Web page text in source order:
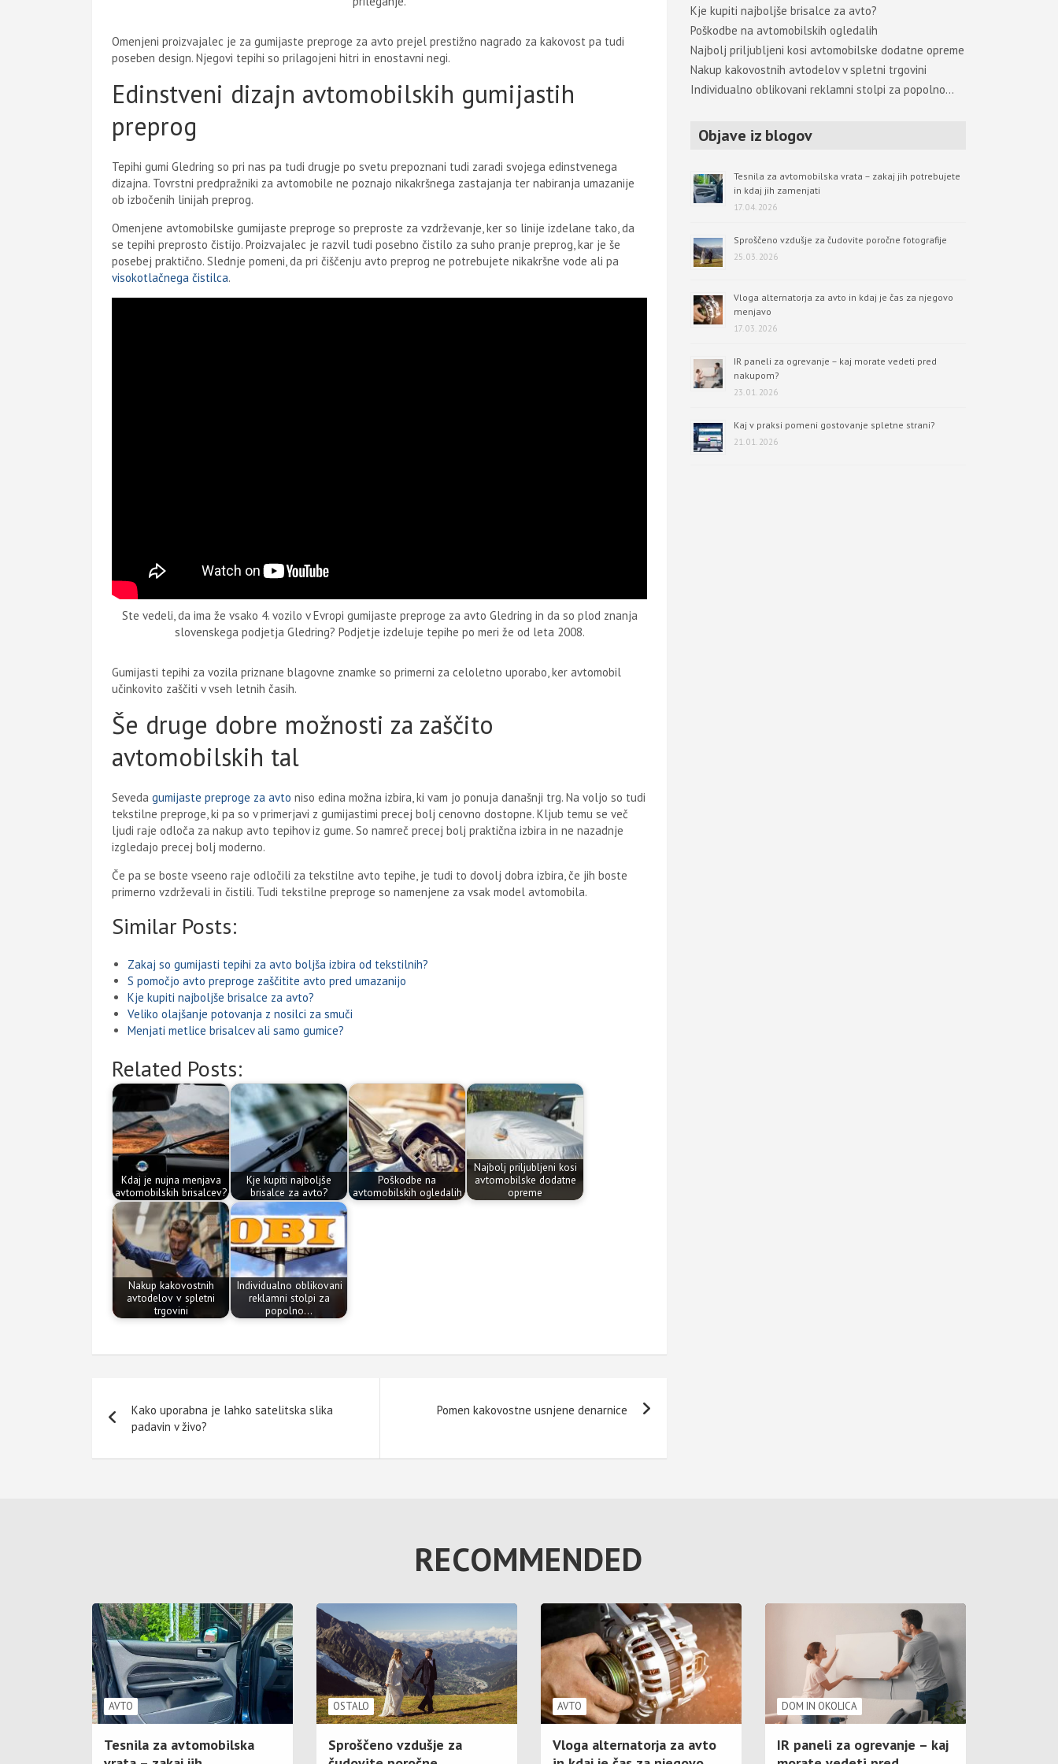
Omenjeni proizvajalec je za gumijaste preproge za avto prejel prestižno nagrado za kakovost pa tudi
poseben design. Njegovi tepihi so prilagojeni hitri in enostavni negi.
Edinstveni dizajn avtomobilskih gumijastih
preprog
Tepihi gumi Gledring so pri nas pa tudi drugje po svetu prepoznani tudi zaradi svojega edinstvenega
dizajna. Tovrstni predpražniki za avtomobile ne poznajo nikakršnega zastajanja ter nabiranja umazanije
ob izbočenih linijah preprog.
Omenjene avtomobilske gumijaste preproge so preproste za vzdrževanje, ker so linije izdelane tako, da
se tepihi preprosto čistijo. Proizvajalec je razvil tudi posebno čistilo za suho pranje preprog, kar je še
posebej praktično. Slednje pomeni, da pri čiščenju avto preprog ne potrebujete nikakršne vode ali pa
visokotlačnega čistilca.
Ste vedeli, da ima že vsako 4. vozilo v Evropi gumijaste preproge za avto Gledring in da so plod znanja
slovenskega podjetja Gledring? Podjetje izdeluje tepihe po meri že od leta 2008.
Gumijasti tepihi za vozila priznane blagovne znamke so primerni za celoletno uporabo, ker avtomobil
učinkovito zaščiti v vseh letnih časih.
Še druge dobre možnosti za zaščito
avtomobilskih tal
Seveda gumijaste preproge za avto niso edina možna izbira, ki vam jo ponuja današnji trg. Na voljo so tudi
tekstilne preproge, ki pa so v primerjavi z gumijastimi precej bolj cenovno dostopne. Kljub temu se več
ljudi raje odloča za nakup avto tepihov iz gume. So namreč precej bolj praktična izbira in ne nazadnje
izgledajo precej bolj moderno.
Če pa se boste vseeno raje odločili za tekstilne avto tepihe, je tudi to dovolj dobra izbira, če jih boste
primerno vzdrževali in čistili. Tudi tekstilne preproge so namenjene za vsak model avtomobila.
Similar Posts:
Zakaj so gumijasti tepihi za avto boljša izbira od tekstilnih?
S pomočjo avto preproge zaščitite avto pred umazanijo
Kje kupiti najboljše brisalce za avto?
Veliko olajšanje potovanja z nosilci za smuči
Menjati metlice brisalcev ali samo gumice?
Related Posts:
Kdaj je nujna menjava
avtomobilskih brisalcev?
Kje kupiti najboljše
brisalce za avto?
Poškodbe na
avtomobilskih ogledalih
Najbolj priljubljeni kosi
avtomobilske dodatne
opreme
Nakup kakovostnih
avtodelov v spletni
trgovini
Individualno oblikovani
reklamni stolpi za
popolno…
prispevka
Kako uporabna je lahko satelitska slika
padavin v živo?
Pomen kakovostne usnjene denarnice
Kje kupiti najboljše brisalce za avto?
Poškodbe na avtomobilskih ogledalih
Najbolj priljubljeni kosi avtomobilske dodatne opreme
Nakup kakovostnih avtodelov v spletni trgovini
Individualno oblikovani reklamni stolpi za popolno…
Objave iz blogov
Tesnila za avtomobilska vrata – zakaj jih potrebujete
in kdaj jih zamenjati
17. 04. 2026
Sproščeno vzdušje za čudovite poročne fotografije
25. 03. 2026
Vloga alternatorja za avto in kdaj je čas za njegovo
menjavo
17. 03. 2026
IR paneli za ogrevanje – kaj morate vedeti pred
nakupom?
23. 01. 2026
Kaj v praksi pomeni gostovanje spletne strani?
21. 01. 2026
RECOMMENDED
AVTO
Tesnila za avtomobilska
OSTALO
Sproščeno vzdušje za
AVTO
Vloga alternatorja za avto
DOM IN OKOLICA
IR paneli za ogrevanje – kaj